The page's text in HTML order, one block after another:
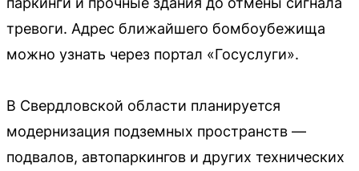
тревоги. Адрес ближайшего бомбоубежища
можно узнать через портал «Госуслуги».
В Свердловской области планируется
модернизация подземных пространств —
подвалов, автопаркингов и других технических